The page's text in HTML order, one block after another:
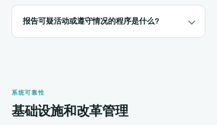
报告可疑活动或遵守情况的程序是什么?
系统可靠性
基础设施和改革管理